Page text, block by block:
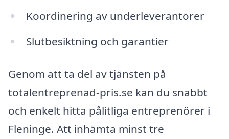
Koordinering av underleverantörer
Slutbesiktning och garantier
Genom att ta del av tjänsten på
totalentreprenad-pris.se kan du snabbt
och enkelt hitta pålitliga entreprenörer i
Fleninge. Att inhämta minst tre